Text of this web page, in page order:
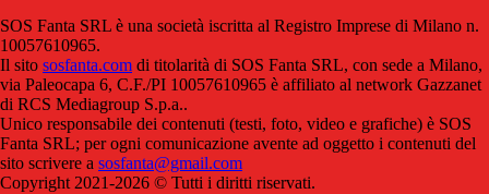
SOS Fanta SRL è una società iscritta al Registro Imprese di Milano n.
10057610965.
Il sito sosfanta.com di titolarità di SOS Fanta SRL, con sede a Milano,
via Paleocapa 6, C.F./PI 10057610965 è affiliato al network Gazzanet
di RCS Mediagroup S.p.a..
Unico responsabile dei contenuti (testi, foto, video e grafiche) è SOS
Fanta SRL; per ogni comunicazione avente ad oggetto i contenuti del
sito scrivere a sosfanta@gmail.com
Copyright 2021-2026 © Tutti i diritti riservati.